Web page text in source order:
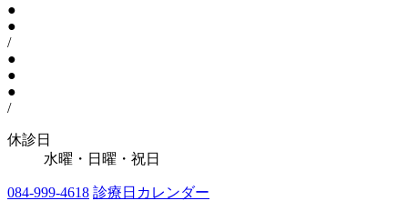
●
●
/
●
●
●
/
休診日
水曜・日曜・祝日
084-999-4618 診療日カレンダー